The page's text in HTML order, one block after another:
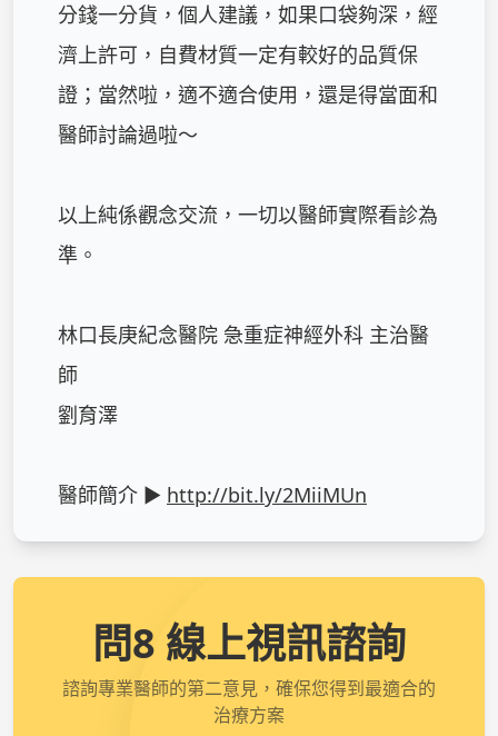
分錢一分貨，個人建議，如果口袋夠深，經
濟上許可，自費材質一定有較好的品質保
證；當然啦，適不適合使用，還是得當面和
醫師討論過啦～
以上純係觀念交流，一切以醫師實際看診為
準。
林口長庚紀念醫院 急重症神經外科 主治醫
師
劉育澤
醫師簡介 ► http://bit.ly/2MiiMUn
問8 線上視訊諮詢
諮詢專業醫師的第二意見，確保您得到最適合的
治療方案